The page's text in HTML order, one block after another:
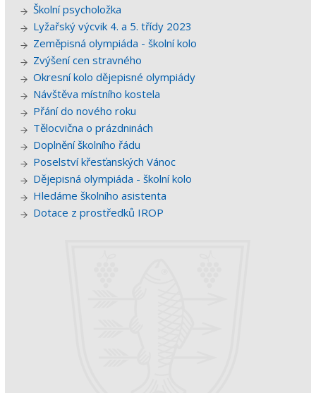
Školní psycholožka
Lyžařský výcvik 4. a 5. třídy 2023
Zeměpisná olympiáda - školní kolo
Zvýšení cen stravného
Okresní kolo dějepisné olympiády
Návštěva místního kostela
Přání do nového roku
Tělocvična o prázdninách
Doplnění školního řádu
Poselství křesťanských Vánoc
Dějepisná olympiáda - školní kolo
Hledáme školního asistenta
Dotace z prostředků IROP